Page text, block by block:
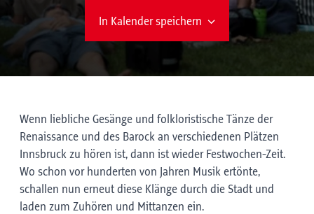
In Kalender speichern
Wenn liebliche Gesänge und folkloristische Tänze der
Renaissance und des Barock an verschiedenen Plätzen
Innsbruck zu hören ist, dann ist wieder Festwochen-Zeit.
Wo schon vor hunderten von Jahren Musik ertönte,
schallen nun erneut diese Klänge durch die Stadt und
laden zum Zuhören und Mittanzen ein.